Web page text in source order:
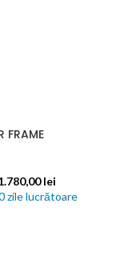
FRAME
lei
zile lucrătoare